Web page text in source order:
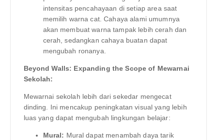
intensitas pencahayaan di setiap area saat
memilih warna cat. Cahaya alami umumnya
akan membuat warna tampak lebih cerah dan
cerah, sedangkan cahaya buatan dapat
mengubah ronanya.
Beyond Walls: Expanding the Scope of Mewarnai
Sekolah:
Mewarnai sekolah lebih dari sekedar mengecat
dinding. Ini mencakup peningkatan visual yang lebih
luas yang dapat mengubah lingkungan belajar:
Mural: Mural dapat menambah daya tarik